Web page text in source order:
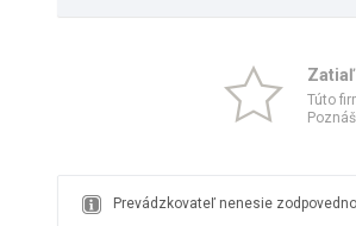
Zatiaľ
Túto
Prevádzkovateľ nenesie